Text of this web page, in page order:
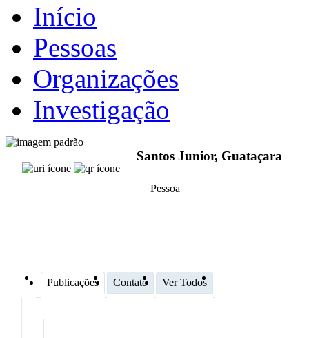
Início
Pessoas
Organizações
Investigação
Santos Junior, Guataçara
Pessoa
Publicações Contato Ver Todos